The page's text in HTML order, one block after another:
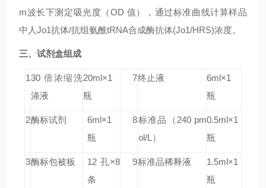
m波长下测定吸光度（OD 值），通过标准曲线计算样品
中人Jo1抗体/抗组氨酰tRNA合成酶抗体(Jo1/HRS)浓度。
三、试剂盒组成
130 倍浓缩洗
涤液
20ml×1
瓶
7终止液
6ml×1
瓶
2酶标试剂
6ml×1
瓶
8标准品
（240 pm
ol/L）
0.5ml×1
瓶
3酶标包被板
12 孔×8
条
9标准品稀释液
1.5ml×1
瓶